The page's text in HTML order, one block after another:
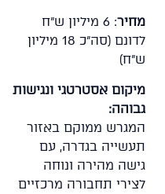
מחיר
: 6 מיליון ש"ח
לדונם (סה"כ 18 מיליון
ש"ח)
מיקום אסטרטגי ונגישות
גבוהה:
המגרש ממוקם באזור
תעשייה בגדרה, עם
גישה מהירה ונוחה
לצירי תחבורה מרכזיים